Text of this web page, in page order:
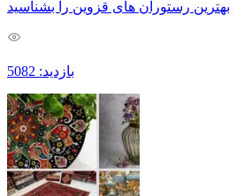
بهترین رستوران های قزوین را بشناسید
بازدید: 5082